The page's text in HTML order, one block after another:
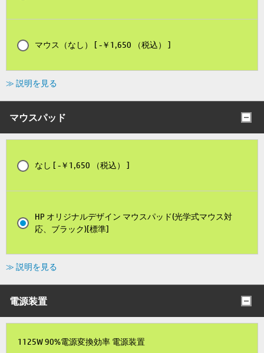
マウス（なし） [ -￥1,650 （税込） ]
≫ 説明を見る
マウスパッド
なし [ -￥1,650 （税込） ]
HP オリジナルデザイン マウスパッド(光学式マウス対
応、ブラック)[標準]
≫ 説明を見る
電源装置
1125W 90%電源変換効率 電源装置